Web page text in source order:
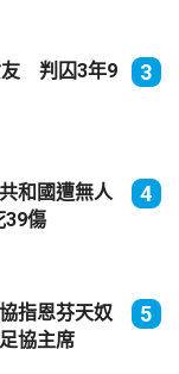
友 判囚3年9
3
和國遭無人
死39傷
4
指恩芬天奴
協主席
5